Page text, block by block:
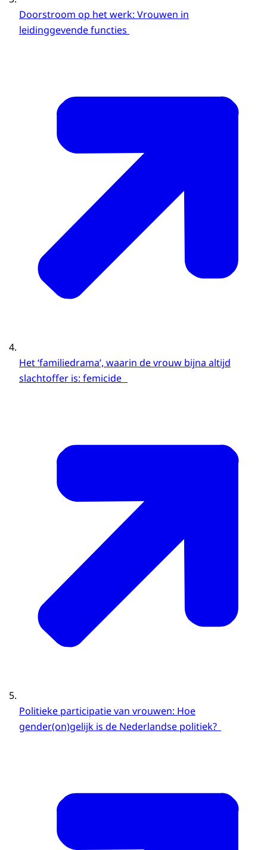
Doorstroom op het werk: Vrouwen in
leidinggevende functies
Het ‘familiedrama’, waarin de vrouw bijna altijd
slachtoffer is: femicide
Politieke participatie van vrouwen: Hoe
gender(on)gelijk is de Nederlandse politiek?